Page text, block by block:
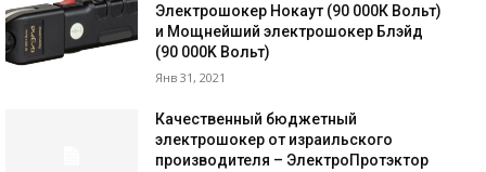
Электрошокер Нокаут (90 000К Вольт)
и Мощнейший электрошокер Блэйд
(90 000K Вольт)
Янв 31, 2021
Качественный бюджетный
электрошокер от израильского
производителя – ЭлектроПротэктор